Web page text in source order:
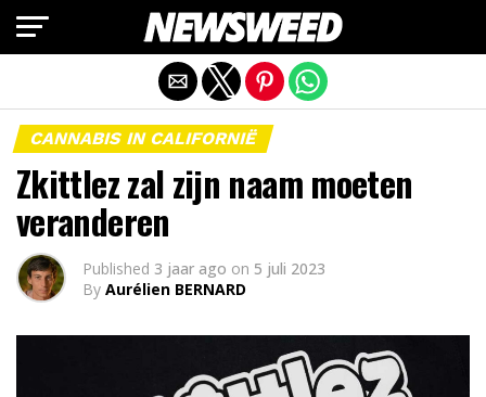
CANNABIS IN CALIFORNIË
Zkittlez zal zijn naam moeten
veranderen
Published 3 jaar ago on 5 juli 2023
By Aurélien BERNARD
Mobiele versie afsluiten